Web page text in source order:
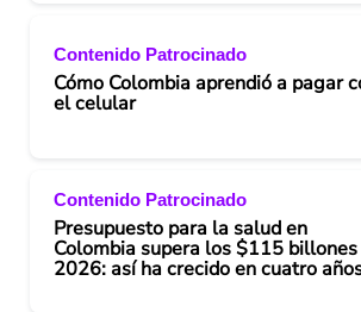
Contenido Patrocinado
Cómo Colombia aprendió a pagar
el celular
Contenido Patrocinado
Presupuesto para la salud en
Colombia supera los $115 billones
2026: así ha crecido en cuatro